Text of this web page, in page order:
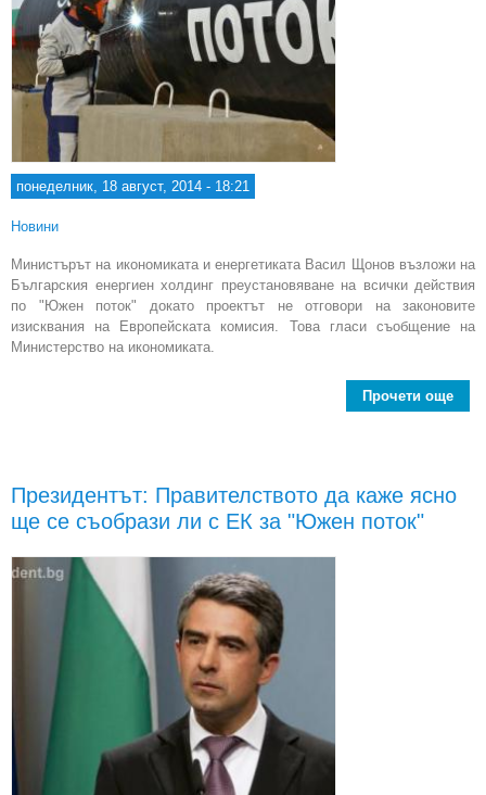
понеделник, 18 август, 2014 - 18:21
Новини
Министърът на икономиката и енергетиката Васил Щонов възложи на
Българския енергиен холдинг преустановяване на всички действия
по "Южен поток" докато проектът не отговори на законовите
изисквания на Европейската комисия. Това гласи съобщение на
Министерство на икономиката.
Прочети още
Президентът: Правителството да каже ясно
ще се съобрази ли с ЕК за "Южен поток"